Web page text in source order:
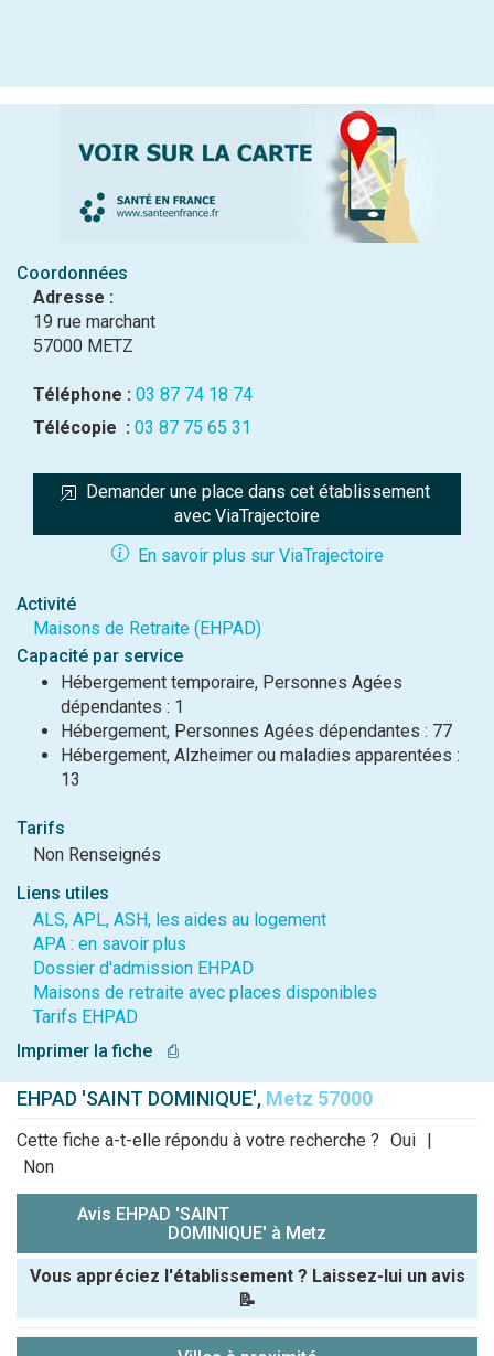
Coordonnées
Adresse :
19 rue marchant
57000 METZ
Téléphone : 03 87 74 18 74
Télécopie : 03 87 75 65 31
Demander une place dans cet établissement
avec ViaTrajectoire
En savoir plus sur ViaTrajectoire
Activité
Maisons de Retraite (EHPAD)
Capacité par service
Hébergement temporaire, Personnes Agées
dépendantes : 1
Hébergement, Personnes Agées dépendantes : 77
Hébergement, Alzheimer ou maladies apparentées :
13
Tarifs
Non Renseignés
Liens utiles
ALS, APL, ASH, les aides au logement
APA : en savoir plus
Dossier d'admission EHPAD
Maisons de retraite avec places disponibles
Tarifs EHPAD
Imprimer la fiche
⎙
EHPAD 'SAINT DOMINIQUE', Metz 57000
Cette fiche a-t-elle répondu à votre recherche ? Oui |
Non
Avis EHPAD 'SAINT
DOMINIQUE' à Metz
Vous appréciez l'établissement ? Laissez-lui un avis
📝